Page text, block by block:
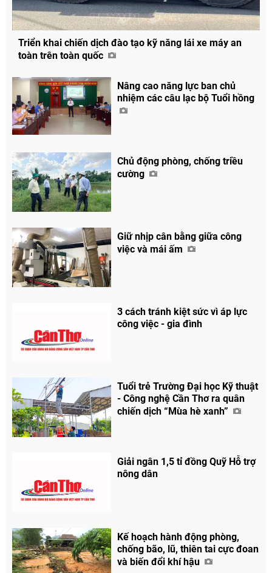
Triển khai chiến dịch đào tạo kỹ năng lái xe máy an
toàn trên toàn quốc
Nâng cao năng lực ban chủ
nhiệm các câu lạc bộ Tuổi hồng
Chủ động phòng, chống triều
cường
Giữ nhịp cân bằng giữa công
việc và mái ấm
3 cách tránh kiệt sức vì áp lực
công việc - gia đình
Tuổi trẻ Trường Đại học Kỹ thuật
- Công nghệ Cần Thơ ra quân
chiến dịch “Mùa hè xanh”
Giải ngân 1,5 tỉ đồng Quỹ Hỗ trợ
nông dân
Kế hoạch hành động phòng,
chống bão, lũ, thiên tai cực đoan
và biến đổi khí hậu